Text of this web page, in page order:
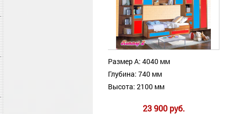
Размер А: 4040 мм
Глубина: 740 мм
Высота: 2100 мм
23 900 руб.